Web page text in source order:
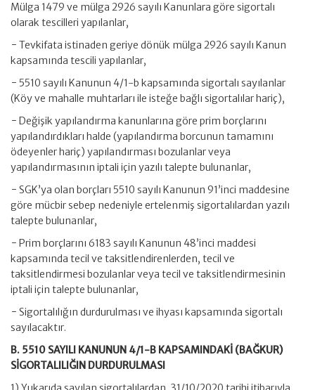
Mülga 1479 ve mülga 2926 sayılı Kanunlara göre sigortalı
olarak tescilleri yapılanlar,
− Tevkifata istinaden geriye dönük mülga 2926 sayılı Kanun
kapsamında tescili yapılanlar,
− 5510 sayılı Kanunun 4/1-b kapsamında sigortalı sayılanlar
(Köy ve mahalle muhtarları ile isteğe bağlı sigortalılar hariç),
− Değişik yapılandırma kanunlarına göre prim borçlarını
yapılandırdıkları halde (yapılandırma borcunun tamamını
ödeyenler hariç) yapılandırması bozulanlar veya
yapılandırmasının iptali için yazılı talepte bulunanlar,
− SGK’ya olan borçları 5510 sayılı Kanunun 91’inci maddesine
göre mücbir sebep nedeniyle ertelenmiş sigortalılardan yazılı
talepte bulunanlar,
− Prim borçlarını 6183 sayılı Kanunun 48’inci maddesi
kapsamında tecil ve taksitlendirenlerden, tecil ve
taksitlendirmesi bozulanlar veya tecil ve taksitlendirmesinin
iptali için talepte bulunanlar,
− Sigortalılığın durdurulması ve ihyası kapsamında sigortalı
sayılacaktır.
B. 5510 SAYILI KANUNUN 4/1-B KAPSAMINDAKİ (BAĞKUR)
SİGORTALILIĞIN DURDURULMASI